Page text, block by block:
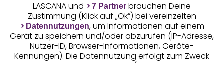
LASCANA und 7 Partner brauchen Deine
Zustimmung (Klick auf „Ok”) bei vereinzelten
Datennutzungen, um Informationen auf einem
Gerät zu speichern und/oder abzurufen (IP-Adresse,
Nutzer-ID, Browser-Informationen, Geräte-
Kennungen). Die Datennutzung erfolgt zum Zweck